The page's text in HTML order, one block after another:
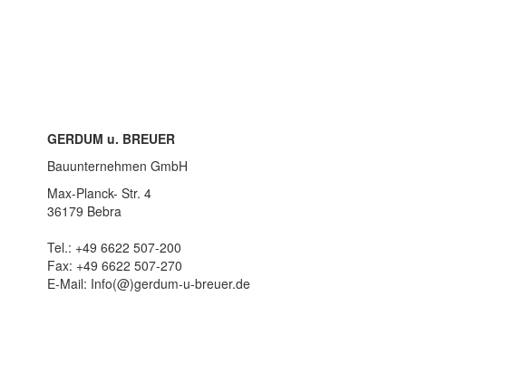
GERDUM u. BREUER
Bauunternehmen GmbH
Max-Planck- Str. 4
36179 Bebra
Tel.: +49 6622 507-200
Fax: +49 6622 507-270
E-Mail: Info(@)gerdum-u-breuer.de